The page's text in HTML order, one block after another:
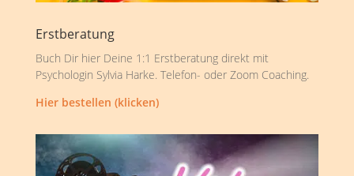
Erstberatung
Buch Dir hier Deine 1:1 Erstberatung direkt mit
Psychologin Sylvia Harke. Telefon- oder Zoom Coaching.
Hier bestellen (klicken)